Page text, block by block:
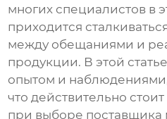
многих специалистов в
приходится
между обещаниями и
продукции. В этой
опытом и
что действительно
при выборе поставщика